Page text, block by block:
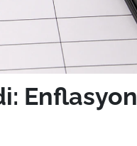
Enflasyon